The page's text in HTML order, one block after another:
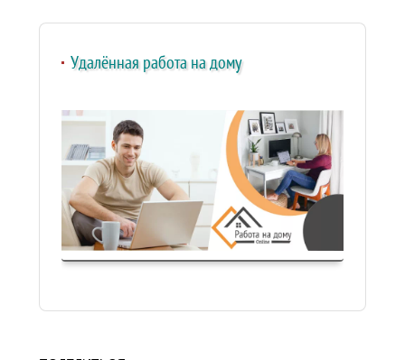
Удалённая работа на дому